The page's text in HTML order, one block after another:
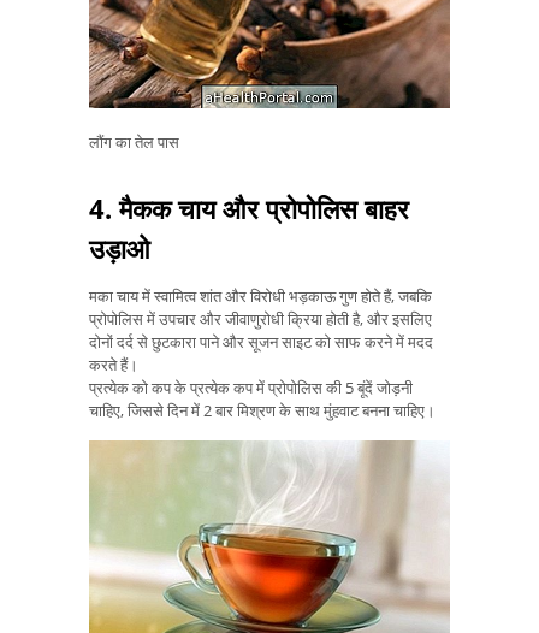
लौंग का तेल पास
4. मैकक चाय और प्रोपोलिस बाहर
उड़ाओ
मका चाय में स्वामित्व शांत और विरोधी भड़काऊ गुण होते हैं, जबकि
प्रोपोलिस में उपचार और जीवाणुरोधी क्रिया होती है, और इसलिए
दोनों दर्द से छुटकारा पाने और सूजन साइट को साफ करने में मदद
करते हैं।
प्रत्येक को कप के प्रत्येक कप में प्रोपोलिस की 5 बूंदें जोड़नी
चाहिए, जिससे दिन में 2 बार मिश्रण के साथ मुंहवाट बनना चाहिए।